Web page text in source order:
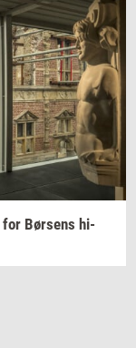
for Bør­sens hi­